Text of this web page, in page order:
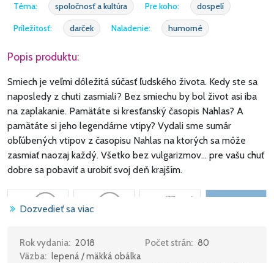
Téma: spoločnosť a kultúra Pre koho:
dospelí
Príležitosť:
darček Naladenie: humorné
Popis produktu:
Smiech je veľmi dôležitá súčasť ľudského života. Kedy ste sa
naposledy z chuti zasmiali? Bez smiechu by bol život asi iba
na zaplakanie. Pamätáte si kresťanský časopis Nahlas? A
pamätáte si jeho legendárne vtipy? Vydali sme sumár
obľúbených vtipov z časopisu Nahlas na ktorých sa môže
zasmiať naozaj každý. Všetko bez vulgarizmov... pre vašu chuť
dobre sa pobaviť a urobiť svoj deň krajším.
Dozvedieť sa viac
Rok vydania: 2018 Počet strán: 80
Väzba: lepená / mäkká obálka